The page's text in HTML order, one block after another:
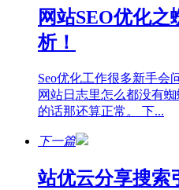
网站SEO优化
析！
Seo优化工作很多新手会
网站日志里怎么都没有
的话那还算正常。 下...
下一篇
站优云分享搜索